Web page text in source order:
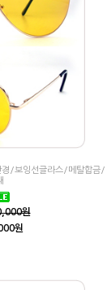
/보잉선글라스/메탈합금/
원
원